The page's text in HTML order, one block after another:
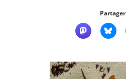
Qui sommes nous ?
Partager